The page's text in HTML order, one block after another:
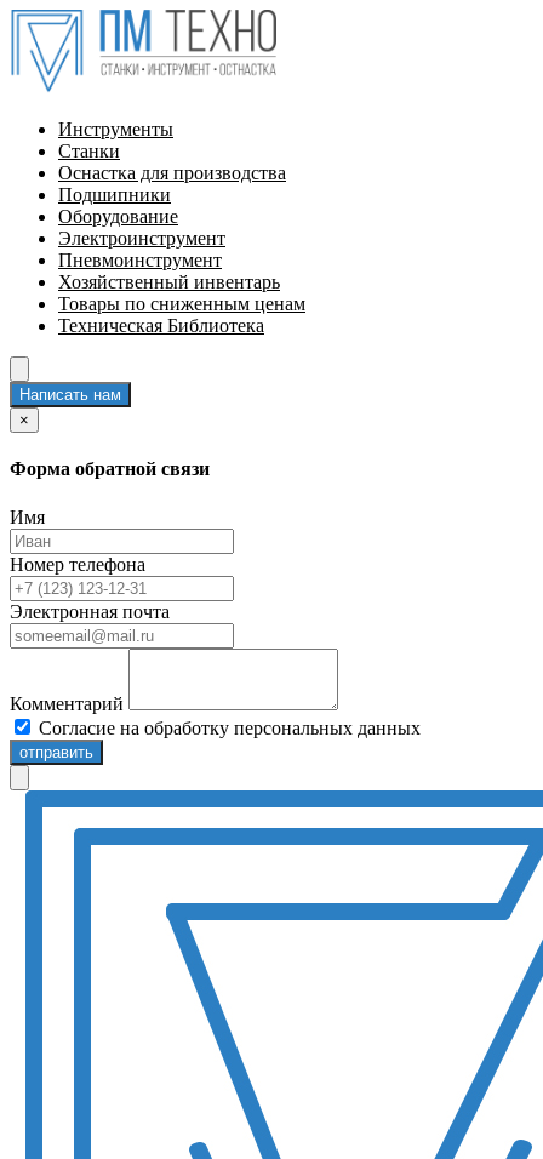
Инструменты
Станки
Оснастка для производства
Подшипники
Оборудование
Электроинструмент
Пневмоинструмент
Хозяйственный инвентарь
Товары по сниженным ценам
Техническая Библиотека
Написать нам
×
Форма обратной связи
Имя
Номер телефона
Электронная почта
Комментарий
Согласие на обработку персональных данных
отправить